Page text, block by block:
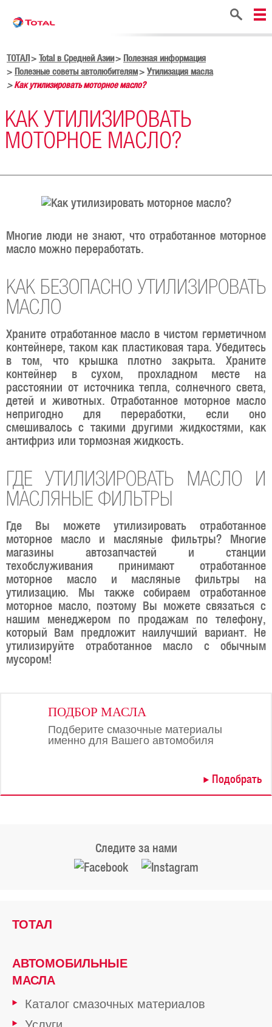
Поиск
ТОТАЛ Total в Средней Азии
Полезная информация
Полезные советы автолюбителям
Утилизация масла
Как утилизировать моторное масло?
КАК УТИЛИЗИРОВАТЬ
МОТОРНОЕ МАСЛО?
Многие люди не знают, что отработанное моторное
масло можно переработать.
КАК БЕЗОПАСНО УТИЛИЗИРОВАТЬ
МАСЛО
Храните отработанное масло в чистом герметичном
контейнере, таком как пластиковая тара. Убедитесь
в том, что крышка плотно закрыта. Храните
контейнер в сухом, прохладном месте на
расстоянии от источника тепла, солнечного света,
детей и животных. Отработанное моторное масло
непригодно для переработки, если оно
смешивалось с такими другими жидкостями, как
антифриз или тормозная жидкость.
ГДЕ УТИЛИЗИРОВАТЬ МАСЛО И
МАСЛЯНЫЕ ФИЛЬТРЫ
Где Вы можете утилизировать отработанное
моторное масло и масляные фильтры? Многие
магазины автозапчастей и станции
техобслуживания принимают отработанное
моторное масло и масляные фильтры на
утилизацию. Мы также собираем отработанное
моторное масло, поэтому Вы можете связаться с
нашим менеджером по продажам по телефону,
который Вам предложит наилучший вариант. Не
утилизируйте отработанное масло с обычным
мусором!
ПОДБОР МАСЛА
Подберите смазочные материалы
именно для Вашего автомобиля
Подобрать
Следите за нами
ТОТАЛ
АВТОМОБИЛЬНЫЕ
МАСЛА
Каталог смазочных материалов